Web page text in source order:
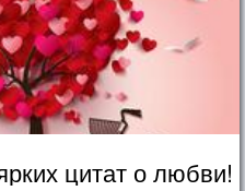
цитат о любви!